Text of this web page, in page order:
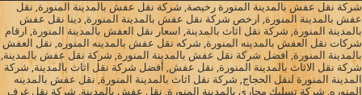
شركة نقل عفش بالمدينة المنورة رخيصة, شركة نقل عفش بالمدينة المنورة, نقل
عفش بالمدينة المنورة, ارخص شركة نقل عفش بالمدينة المنورة, دينا نقل عفش
بالمدينة المنورة, شركة نقل اثاث بالمدينة, اسعار نقل العفش بالمدينة المنورة, ارقام
شركات نقل العفش بالمدينه المنورة, شركه نقل عفش بالمدينه المنوره, نقل العفش
بالمدينة المنورة, افضل شركة نقل عفش بالمدينة المنورة, شركة نقل عفش بالمدينة,
شركة نقل الاثاث بالمدينة المنورة, نقل عفش, أفضل شركة نقل اثاث بالمدينة, شركة
المدينة المنورة لنقل الحجاج, شركة نقل اثاث بالمدينة المنورة, نقل عفش بالمدينه
المنوره, شركة تسليك مجاري بالمدينة المنورة, نقل عفش بالمدينة, شركة نقل غرف